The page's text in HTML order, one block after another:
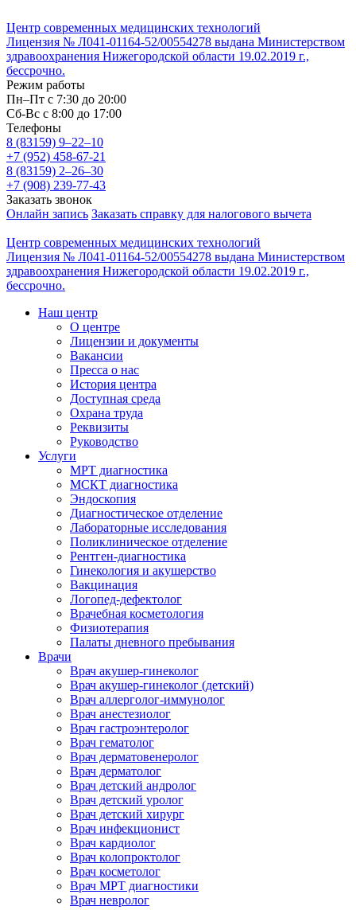
Центр современных медицинских технологий
Лицензия № Л041-01164-52/00554278 выдана Министерством
здравоохранения Нижегородской области 19.02.2019 г.,
бессрочно.
Режим работы
Пн–Пт с 7:30 до 20:00
Cб-Вс с 8:00 до 17:00
Телефоны
8 (83159) 9–22–10
+7 (952) 458-67-21
8 (83159) 2–26–30
+7 (908) 239-77-43
Заказать звонок
Онлайн запись Заказать справку для налогового вычета
Центр современных медицинских технологий
Лицензия № Л041-01164-52/00554278 выдана Министерством
здравоохранения Нижегородской области 19.02.2019 г.,
бессрочно.
Наш центр
О центре
Лицензии и документы
Вакансии
Пресса о нас
История центра
Доступная среда
Охрана труда
Реквизиты
Руководство
Услуги
МРТ диагностика
МСКТ диагностика
Эндоскопия
Диагностическое отделение
Лабораторные исследования
Поликлиническое отделение
Рентген-диагностика
Гинекология и акушерство
Вакцинация
Логопед-дефектолог
Врачебная косметология
Физиотерапия
Палаты дневного пребывания
Врачи
Врач акушер-гинеколог
Врач акушер-гинеколог (детский)
Врач аллерголог-иммунолог
Врач анестезиолог
Врач гастроэнтеролог
Врач гематолог
Врач дерматовенеролог
Врач дерматолог
Врач детский андролог
Врач детский уролог
Врач детский хирург
Врач инфекционист
Врач кардиолог
Врач колопроктолог
Врач косметолог
Врач МРТ диагностики
Врач невролог